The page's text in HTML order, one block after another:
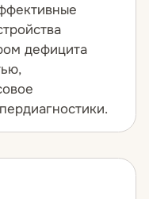
дефицита